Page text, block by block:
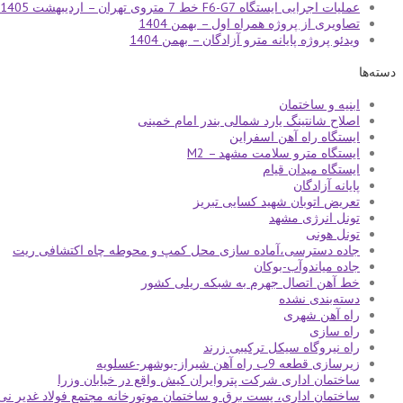
عملیات اجرایی ایستگاه F6-G7 خط 7 متروی تهران – اردیبهشت 1405
تصاویری از پروژه همراه اول – بهمن 1404
ویدئو پروژه پایانه مترو آزادگان – بهمن 1404
دسته‌ها
ابنیه و ساختمان
اصلاح شانتینگ یارد شمالی بندر امام خمینی
ایستگاه راه آهن اسفراین
ایستگاه مترو سلامت مشهد – M2
ایستگاه میدان قیام
پایانه آزادگان
تعریض اتوبان شهید کسایی تبریز
تونل انرژی مشهد
تونل هونی
جاده دسترسی،آماده سازی محل کمپ و محوطه چاه اکتشافی ریت
جاده میاندوآب-بوکان
خط آهن اتصال جهرم به شبکه ریلی کشور
دسته‌بندی نشده
راه آهن شهری
راه سازی
راه نیروگاه سیکل ترکیبی زرند
زیرسازی قطعه 9ب راه آهن شیراز-بوشهر-عسلویه
ساختمان اداری شرکت پتروایران کیش واقع در خیابان وزرا
ساختمان اداری، پست برق و ساختمان موتورخانه مجتمع فولاد غدیر